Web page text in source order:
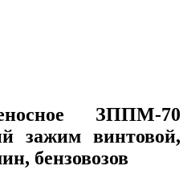
ЗППМ-70
зажим винтовой,
бензовозов